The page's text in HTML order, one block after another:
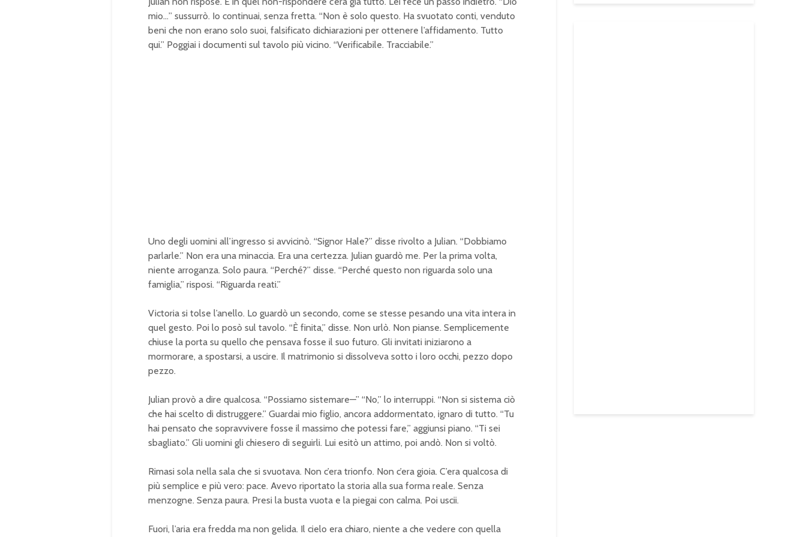
d
0
0
.
0
mio…” sussurrò. Io continuai, senza fretta. “Non è solo questo. Ha svuotato conti, venduto
beni che non erano solo suoi, falsificato dichiarazioni per ottenere l’affidamento. Tutto
qui.” Poggiai i documenti sul tavolo più vicino. “Verificabile. Tracciabile.”
Uno degli uomini all’ingresso si avvicinò. “Signor Hale?” disse rivolto a Julian. “Dobbiamo
parlarle.” Non era una minaccia. Era una certezza. Julian guardò me. Per la prima volta,
niente arroganza. Solo paura. “Perché?” disse. “Perché questo non riguarda solo una
famiglia,” risposi. “Riguarda reati.”
Victoria si tolse l’anello. Lo guardò un secondo, come se stesse pesando una vita intera in
quel gesto. Poi lo posò sul tavolo. “È finita,” disse. Non urlò. Non pianse. Semplicemente
chiuse la porta su quello che pensava fosse il suo futuro. Gli invitati iniziarono a
mormorare, a spostarsi, a uscire. Il matrimonio si dissolveva sotto i loro occhi, pezzo dopo
pezzo.
Julian provò a dire qualcosa. “Possiamo sistemare—” “No,” lo interruppi. “Non si sistema ciò
che hai scelto di distruggere.” Guardai mio figlio, ancora addormentato, ignaro di tutto. “Tu
hai pensato che sopravvivere fosse il massimo che potessi fare,” aggiunsi piano. “Ti sei
sbagliato.” Gli uomini gli chiesero di seguirli. Lui esitò un attimo, poi andò. Non si voltò.
Rimasi sola nella sala che si svuotava. Non c’era trionfo. Non c’era gioia. C’era qualcosa di
più semplice e più vero: pace. Avevo riportato la storia alla sua forma reale. Senza
menzogne. Senza paura. Presi la busta vuota e la piegai con calma. Poi uscii.
Fuori, l’aria era fredda ma non gelida. Il cielo era chiaro, niente a che vedere con quella